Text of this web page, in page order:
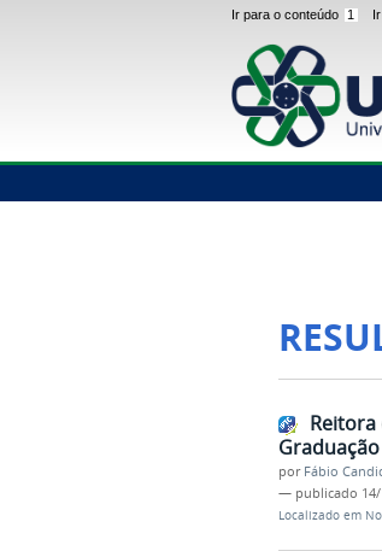
Ir para o conteúdo 1
por Fábio
— publicado
Localizado em